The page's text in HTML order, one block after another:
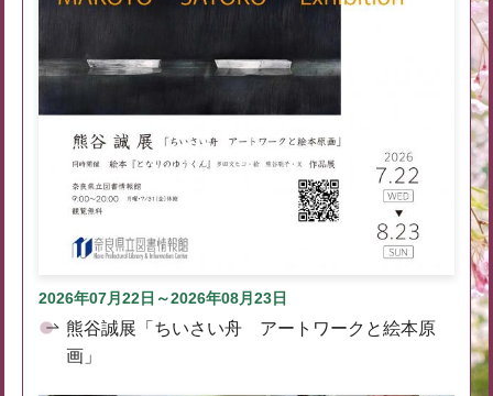
2026年07月22日～2026年08月23日
熊谷誠展「ちいさい舟 アートワークと絵本原
画」